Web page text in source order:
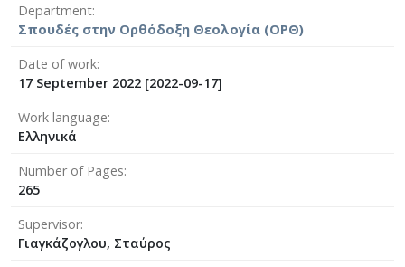
Department
Σπουδές στην Ορθόδοξη Θεολογία (ΟΡΘ)
Date of work
17 September 2022 [2022-09-17]
Work language
Ελληνικά
Number of Pages
265
Supervisor
Γιαγκάζογλου, Σταύρος